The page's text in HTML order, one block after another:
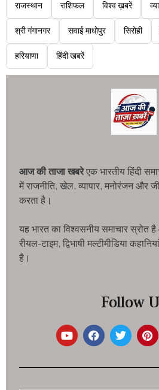
राजस्थान राशिफल विश्व ख़बरें
श्री गंगानगर सवाई माधोपुर सिरोही
हरियाणा हिंदी खबरें
आज की ताजा खबरेएक भारतीय हिंदी
में राजनीति, खेल, व्यापार, मनोरंजन और
करता है।
यह भारत का विश्वसनीय समाचार स्रोत
रीयल-टाइम, द्विभाषी मल्टीमीडिया
है।
Follow